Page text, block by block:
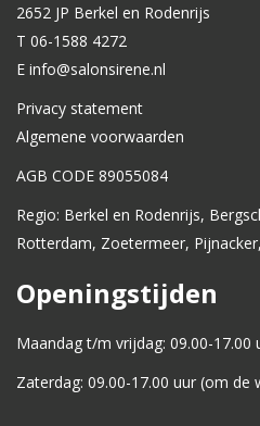
2652 JP Berkel en Rodenrijs
T 06-1588 4272
E info@salonsirene.nl
Privacy statement
Algemene voorwaarden
AGB CODE 89055084
Regio: Berkel en Rodenrijs,
Rotterdam, Zoetermeer,
Openingstijden
Maandag t/m vrijdag: 09.00-17.00
Zaterdag: 09.00-17.00 uur (om de